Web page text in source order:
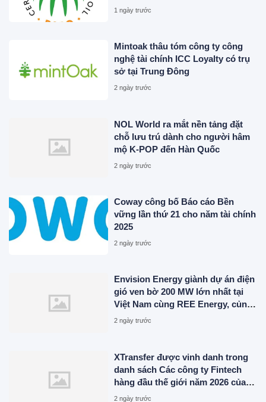
1 ngày trước
Mintoak thâu tóm công ty công
nghệ tài chính ICC Loyalty có trụ
sở tại Trung Đông
2 ngày trước
NOL World ra mắt nền tảng đặt
chỗ lưu trú dành cho người hâm
mộ K-POP đến Hàn Quốc
2 ngày trước
Coway công bố Báo cáo Bền
vững lần thứ 21 cho năm tài chính
2025
2 ngày trước
Envision Energy giành dự án điện
gió ven bờ 200 MW lớn nhất tại
Việt Nam cùng REE Energy, củng
cố Hệ thống Năng lượng Tương
2 ngày trước
XTransfer được vinh danh trong
danh sách Các công ty Fintech
hàng đầu thế giới năm 2026 của
CNBC
2 ngày trước